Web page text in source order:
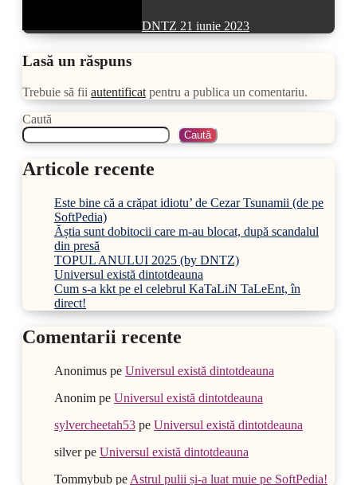
DNTZ 21 iunie 2023
Lasă un răspuns
Trebuie să fii autentificat pentru a publica un comentariu.
Caută
Caută
Articole recente
Este bine că a crăpat idiotu’ de Cezar Tsunamii (de pe
SoftPedia)
Ăștia sunt dobitocii care m-au blocat, după scandalul
din presă
TOPUL ANULUI 2025 (by DNTZ)
Universul există dintotdeauna
Cum s-a kkt pe el celebrul KaTaLiN TaLeEnt, în
direct!
Comentarii recente
Anonimus pe Universul există dintotdeauna
Anonim pe Universul există dintotdeauna
sylvercheetah53 pe Universul există dintotdeauna
silverpe Universul există dintotdeauna
Tommybub pe Astrul pulii și-a luat muie pe SoftPedia!